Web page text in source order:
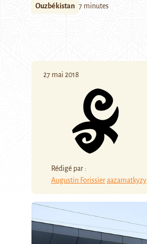
Ouzbékistan 7 minutes
27 mai 2018
Rédigé par :
Augustin Forissieraazamatkyzy